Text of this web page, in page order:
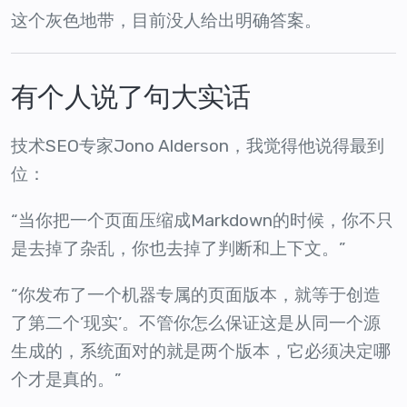
这个灰色地带，目前没人给出明确答案。
有个人说了句大实话
技术SEO专家Jono Alderson，我觉得他说得最到
位：
“当你把一个页面压缩成Markdown的时候，你不只
是去掉了杂乱，你也去掉了判断和上下文。”
“你发布了一个机器专属的页面版本，就等于创造
了第二个’现实’。不管你怎么保证这是从同一个源
生成的，系统面对的就是两个版本，它必须决定哪
个才是真的。”